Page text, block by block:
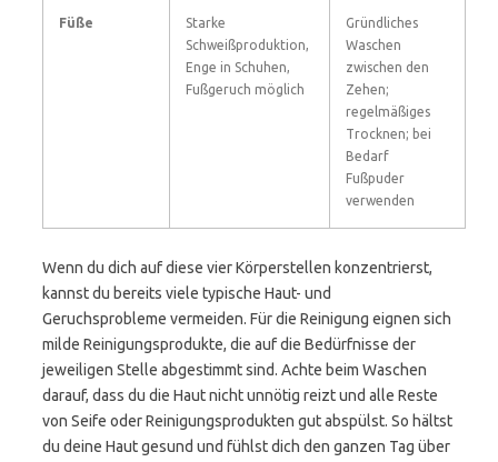
Füße
Starke
Schweißproduktion,
Enge in Schuhen,
Fußgeruch möglich
Gründliches
Waschen
zwischen den
Zehen;
regelmäßiges
Trocknen; bei
Bedarf
Fußpuder
verwenden
Wenn du dich auf diese vier Körperstellen konzentrierst,
kannst du bereits viele typische Haut- und
Geruchsprobleme vermeiden. Für die Reinigung eignen sich
milde Reinigungsprodukte, die auf die Bedürfnisse der
jeweiligen Stelle abgestimmt sind. Achte beim Waschen
darauf, dass du die Haut nicht unnötig reizt und alle Reste
von Seife oder Reinigungsprodukten gut abspülst. So hältst
du deine Haut gesund und fühlst dich den ganzen Tag über